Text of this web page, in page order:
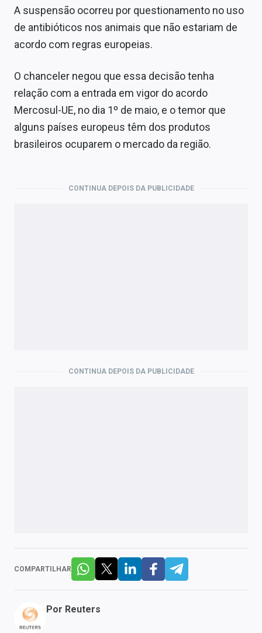
A suspensão ocorreu por questionamento no uso
de antibióticos nos animais que não estariam de
acordo com regras europeias.
O chanceler negou que essa decisão tenha
relação com a entrada em vigor do acordo
Mercosul-UE, no dia 1º de maio, e o temor que
alguns países europeus têm dos produtos
brasileiros ocuparem o mercado da região.
CONTINUA DEPOIS DA PUBLICIDADE
CONTINUA DEPOIS DA PUBLICIDADE
COMPARTILHAR
Por Reuters